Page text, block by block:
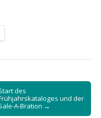
des
und der
A-Bration →